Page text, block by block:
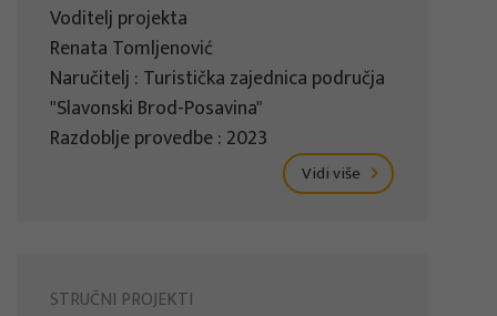
Voditelj projekta
Renata Tomljenović
Naručitelj : Turistička zajednica područja
"Slavonski Brod-Posavina"
Razdoblje provedbe : 2023
Vidi više
STRUČNI PROJEKTI